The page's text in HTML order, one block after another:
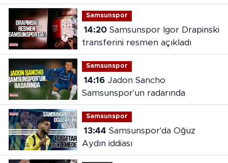
yoğun ilgi
Samsunspor
14:20Samsunspor Igor Drapinski
transferini resmen açıkladı
Samsunspor
14:16Jadon Sancho
Samsunspor'un radarında
Samsunspor
13:44
Aydın iddiası